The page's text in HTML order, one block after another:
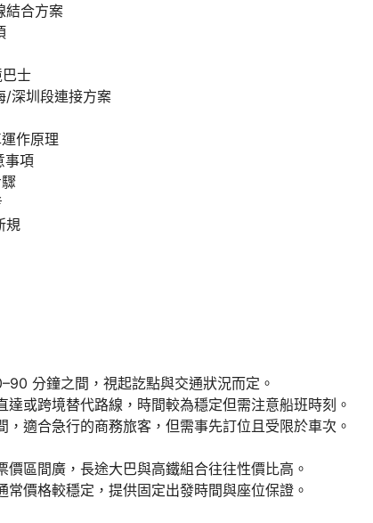
結合方案
士
/深圳段連接方案
作原理
事項
規
分鐘之間，視起訖點與交通狀況而定。
達或跨境替代路線，時間較為穩定但需注意船班時刻。
，適合急行的商務旅客，但需事先訂位且受限於車次。
價區間廣，長途大巴與高鐵組合往往性價比高。
常價格較穩定，提供固定出發時間與座位保證。